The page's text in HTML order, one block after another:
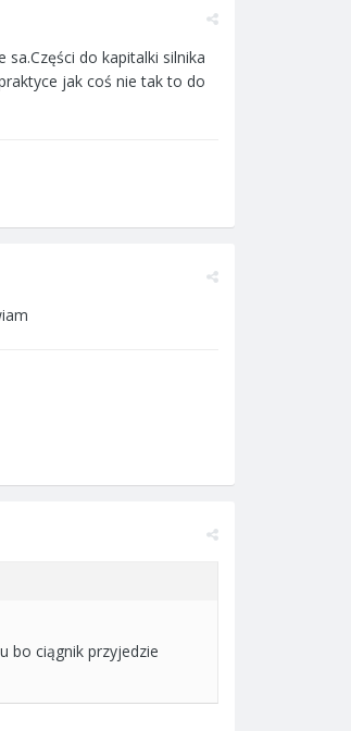
do kapitalki silnika
jak coś nie tak to do
bo ciągnik przyjedzie